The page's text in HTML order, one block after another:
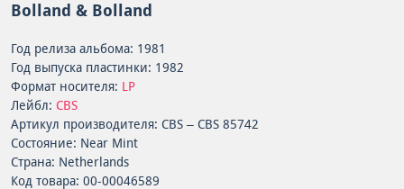
Bolland & Bolland
Год релиза альбома: 1981
Год выпуска пластинки: 1982
Формат носителя: LP
Лейбл: CBS
Артикул производителя: CBS – CBS 85742
Состояние: Near Mint
Страна: Netherlands
Код товара: 00-00046589